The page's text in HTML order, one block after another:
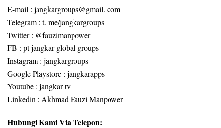
E-mail : jangkargroups@gmail. com
Telegram : t. me/jangkargroups
Twitter : @fauzimanpower
FB : pt jangkar global groups
Instagram : jangkargroups
Google Playstore : jangkarapps
Youtube : jangkar tv
Linkedin : Akhmad Fauzi Manpower
Hubungi Kami Via Telepon: